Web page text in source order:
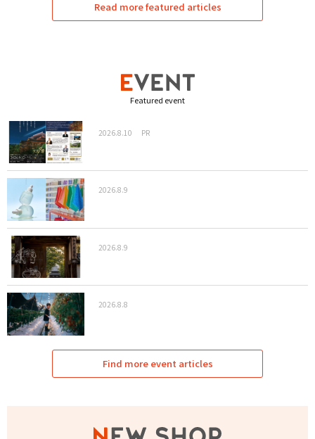
Read more featured articles
Featured event
2026.8.10 PR
2026.8.9
2026.8.9
2026.8.8
Find more event articles